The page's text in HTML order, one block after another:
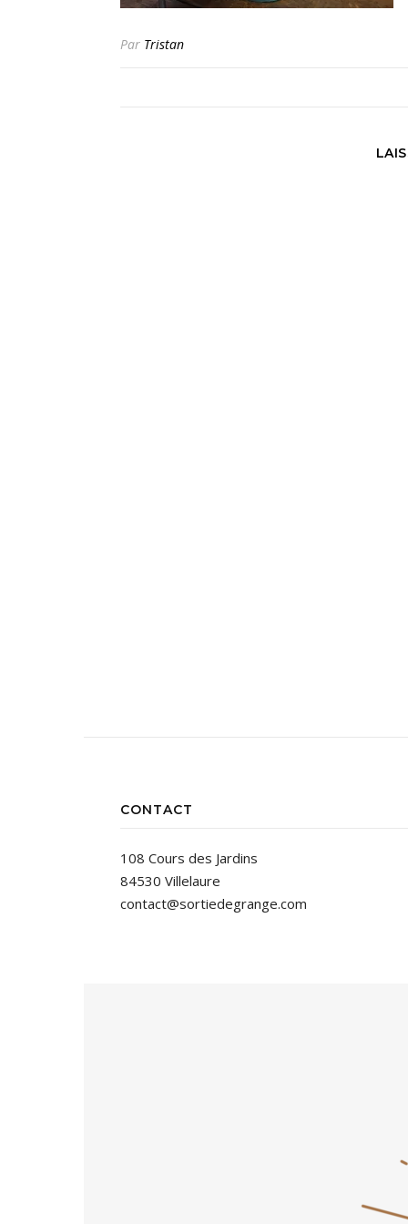
Par Tristan
CONTACT
108 Cours des Jardins
84530 Villelaure
contact@sortiedegrange.com